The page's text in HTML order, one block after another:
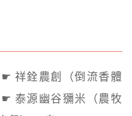
祥銓農創（倒流香體
泰源幽谷獼米（農牧